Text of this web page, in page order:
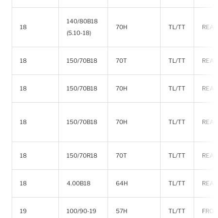
18
140/80B18
(5.10-18)
70H TL/TT REAR
18 150/70B18 70T TL/TT REAR
18 150/70B18 70H TL/TT REAR
18 150/70B18 70H TL/TT REAR
18 150/70R18 70T TL/TT REAR
18 4.00B18 64H TL/TT REAR
19 100/90-19 57H TL/TT